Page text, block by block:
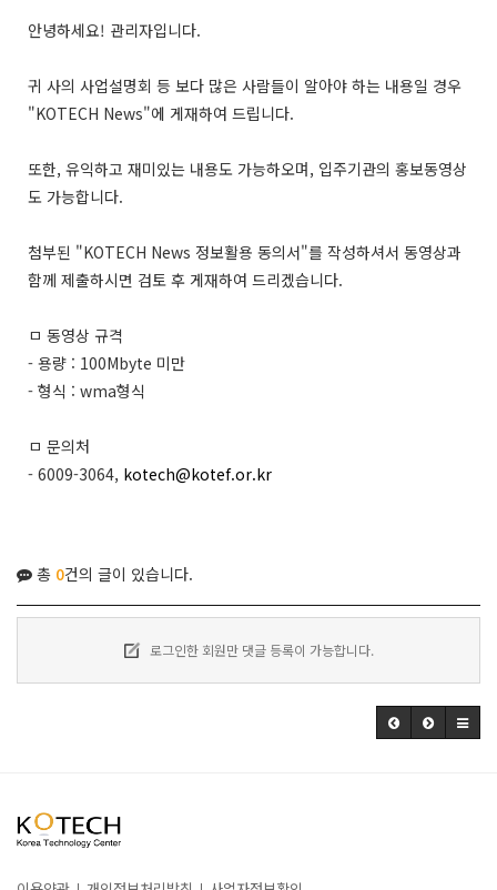
안녕하세요! 관리자입니다.
귀 사의 사업설명회 등 보다 많은 사람들이 알아야 하는 내용일 경우
"KOTECH News"에 게재하여 드립니다.
또한, 유익하고 재미있는 내용도 가능하오며, 입주기관의 홍보동영상
도 가능합니다.
첨부된 "KOTECH News 정보활용 동의서"를 작성하셔서 동영상과
함께 제출하시면 검토 후 게재하여 드리겠습니다.
ㅁ 동영상 규격
- 용량 : 100Mbyte 미만
- 형식 : wma형식
ㅁ 문의처
- 6009-3064, kotech@kotef.or.kr
총 0건의 글이 있습니다.
로그인한 회원만 댓글 등록이 가능합니다.